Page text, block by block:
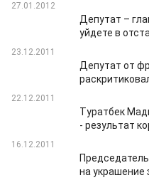
27.01.2012
Депутат –
уйдете в
23.12.2011
Депутат от
22.12.2011
Туратбек
- результат
16.12.2011
на украшение